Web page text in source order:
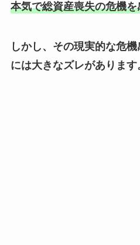
本気で総資産喪失の危機
しかし、その現実的な危
には大きなズレがあります